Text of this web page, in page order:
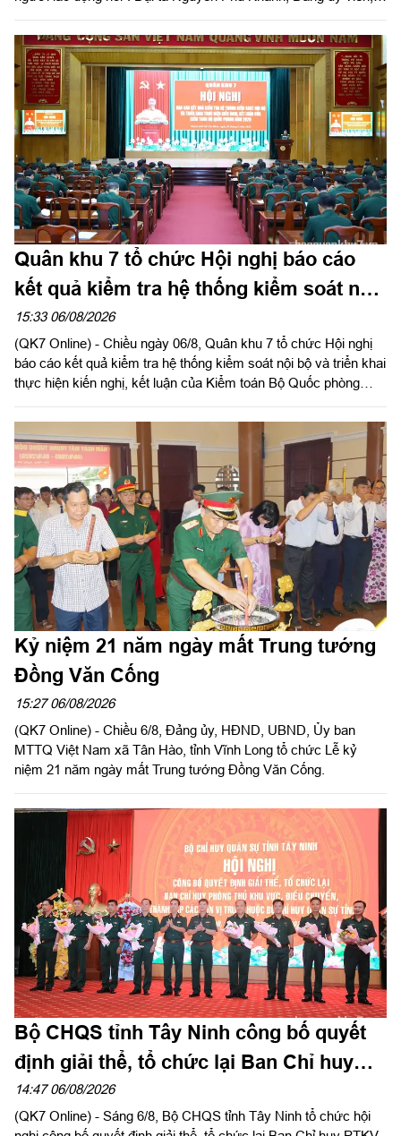
Thượng tá Nguyễn Ngọc Khánh, Giám đốc Công ty Cảng ICD
Tây Nam chủ trì hội nghị. Dự hội nghị có Đại tá Phạm Thị Thu
Hương, Trưởng phòng Công tác quần chúng, Cục Chính trị
Quân khu 7; Đại tá Trần Thị Mỹ Châu, Phó Tổng giám đốc
Công ty Tây Nam cùng đông đảo cán bộ, đoàn viên, người lao
động Công ty Cảng ICD Tây Nam.
Quân khu 7 tổ chức Hội nghị báo cáo
kết quả kiểm tra hệ thống kiểm soát nội
bộ
15:33 06/08/2026
(QK7 Online) - Chiều ngày 06/8, Quân khu 7 tổ chức Hội nghị
báo cáo kết quả kiểm tra hệ thống kiểm soát nội bộ và triển khai
thực hiện kiến nghị, kết luận của Kiểm toán Bộ Quốc phòng
viên Ban Chấp hành Trung ương Đảng, Ủy viên Quân ủy Trung
ương, Phó Bí thư Đảng ủy, Tư lệnh Quân khu chủ trì hội nghị.
Kỷ niệm 21 năm ngày mất Trung tướng
Đồng Văn Cống
15:27 06/08/2026
(QK7 Online) - Chiều 6/8, Đảng ủy, HĐND, UBND, Ủy ban
MTTQ Việt Nam xã Tân Hào, tỉnh Vĩnh Long tổ chức Lễ kỷ
niệm 21 năm ngày mất Trung tướng Đồng Văn Cống.
Bộ CHQS tỉnh Tây Ninh công bố quyết
định giải thể, tổ chức lại Ban Chỉ huy
phòng thủ khu vực
14:47 06/08/2026
(QK7 Online) - Sáng 6/8, Bộ CHQS tỉnh Tây Ninh tổ chức hội